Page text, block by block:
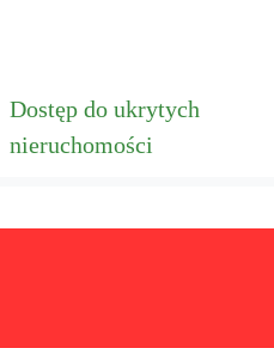
Dostęp do ukrytych
nieruchomości